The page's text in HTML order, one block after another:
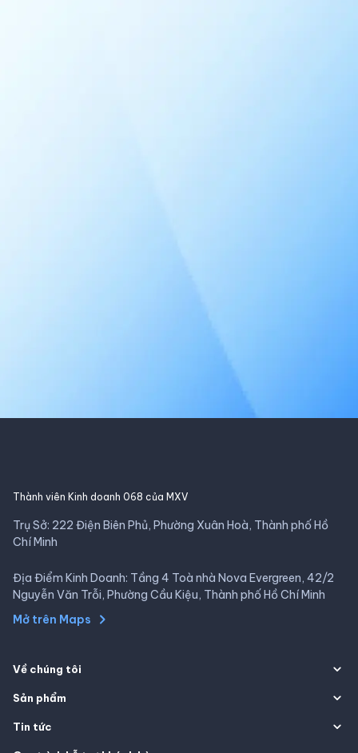
Thành viên Kinh doanh 068 của MXV
Trụ Sở: 222 Điện Biên Phủ, Phường Xuân Hoà, Thành phố Hồ
Chí Minh
Địa Điểm Kinh Doanh: Tầng 4 Toà nhà Nova Evergreen, 42/2
Nguyễn Văn Trỗi, Phường Cầu Kiệu, Thành phố Hồ Chí Minh
Mở trên Maps
Về chúng tôi
Sản phẩm
Tin tức